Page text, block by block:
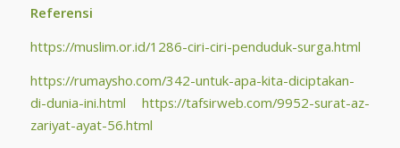
Referensi
https://muslim.or.id/1286-ciri-ciri-penduduk-surga.html
https://rumaysho.com/342-untuk-apa-kita-diciptakan-
di-dunia-ini.html
https://tafsirweb.com/9952-surat-az-
zariyat-ayat-56.html